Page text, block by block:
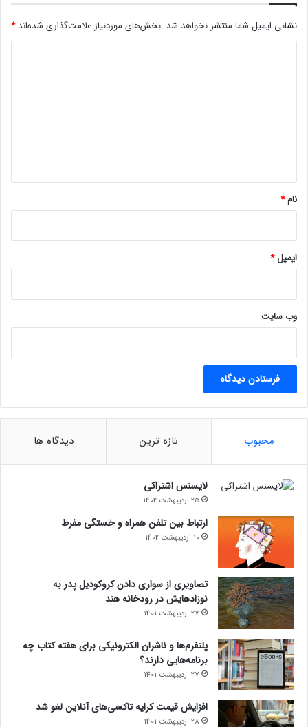
د
نشانی ایمیل شما منتشر نخواهد شد. بخش‌های موردنیاز علامت‌گذاری شده‌اند*
نام*
ایمیل*
وب‌ سایت
محبوب تازه ترین دیدگاه ها
لایسنس اشتراکی
25 اردیبهشت 1402
ارتباط بین تلفن همراه و خستگی مفرط
10 اردیبهشت 1402
تصاویری از سواری دادن کروکودیل پدر به
نوزادهایش در رودخانه هند
27 اردیبهشت 1401
پلتفرم‌ها و ناشران الکترونیکی برای هفته کتاب چه
برنامه‌هایی دارند؟
27 اردیبهشت 1401
افزایش قیمت کرایه تاکسی‌های آنلاین لغو شد
28 اردیبهشت 1401